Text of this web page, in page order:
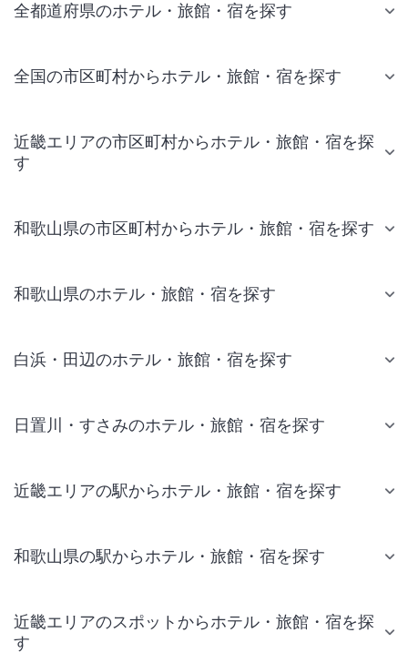
全都道府県のホテル・旅館・宿を探す
全国の市区町村からホテル・旅館・宿を探す
近畿エリアの市区町村からホテル・旅館・宿を探
す
和歌山県の市区町村からホテル・旅館・宿を探す
和歌山県のホテル・旅館・宿を探す
白浜・田辺のホテル・旅館・宿を探す
日置川・すさみのホテル・旅館・宿を探す
近畿エリアの駅からホテル・旅館・宿を探す
和歌山県の駅からホテル・旅館・宿を探す
近畿エリアのスポットからホテル・旅館・宿を探
す